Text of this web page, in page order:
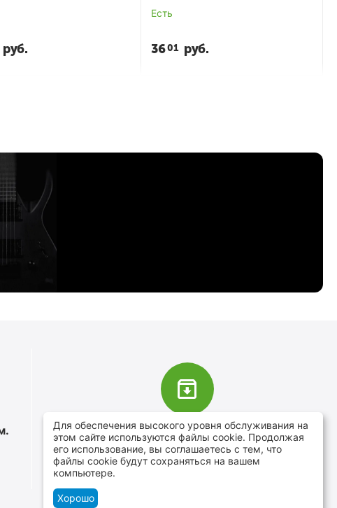
руб.
Есть
3601 руб.
В наличии более 4000 наименований
товаров
От расходников до сценического оборудования
Для обеспечения высокого уровня обслуживания на
этом сайте используются файлы cookie. Продолжая
его использование, вы соглашаетесь с тем, что
файлы cookie будут сохраняться на вашем
компьютере.
Хорошо